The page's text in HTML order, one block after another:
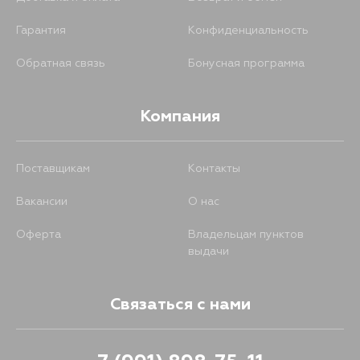
Гарантия Конфиденциальность
Обратная связь Бонусная программа
Компания
Поставщикам Контакты
Вакансии О нас
Оферта
Владельцам пунктов
выдачи
Связаться с нами